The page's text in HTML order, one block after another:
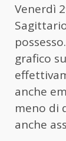
Venerdì
grafico
anche
meno di
anche